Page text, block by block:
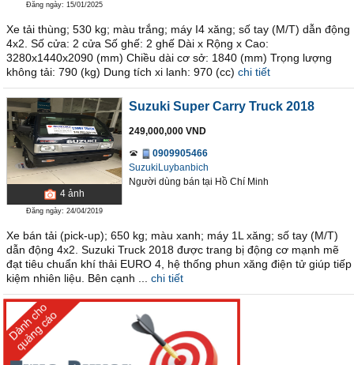
Đăng ngày: 15/01/2025
Xe tải thùng; 530 kg; màu trắng; máy I4 xăng; số tay (M/T) dẫn động
4x2. Số cửa: 2 cửa Số ghế: 2 ghế Dài x Rộng x Cao:
3280x1440x2090 (mm) Chiều dài cơ sở: 1840 (mm) Trọng lượng
không tải: 790 (kg) Dung tích xi lanh: 970 (cc) chi tiết
4 ảnh
Đăng ngày: 24/04/2019
Suzuki Super Carry Truck 2018
249,000,000 VND
0909905466
SuzukiLuybanbich
Người dùng bán tại Hồ Chí Minh
Xe bán tải (pick-up); 650 kg; màu xanh; máy 1L xăng; số tay (M/T)
dẫn động 4x2. Suzuki Truck 2018 được trang bị động cơ mạnh mẽ
đạt tiêu chuẩn khí thải EURO 4, hệ thống phun xăng điện tử giúp tiếp
kiệm nhiên liệu. Bên cạnh ...
chi tiết